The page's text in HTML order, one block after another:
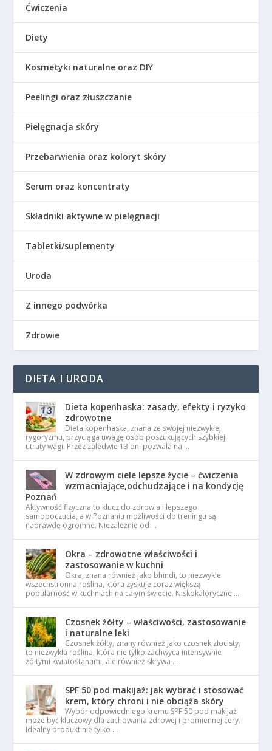
Ćwiczenia
Diety
Kosmetyki naturalne oraz DIY
Peelingi oraz złuszczanie
Pielęgnacja skóry
Przebarwienia oraz koloryt skóry
Serum oraz koncentraty
Składniki aktywne w pielęgnacji
Tabletki/suplementy
Uroda
Z innego podwórka
Zdrowie
DIETA I URODA
Dieta kopenhaska: zasady, efekty i ryzyko
zdrowotne
Dieta kopenhaska, znana ze swojej niezwykłej
rygoryzmu, przyciąga uwagę osób poszukujących szybkiej
utraty wagi. Przez zaledwie 13 dni pozwala na …
W zdrowym ciele lepsze życie – ćwiczenia
wzmacniające,odchudzające i na kondycję
Poznań
Aktywność fizyczna to klucz do zdrowia i lepszego
samopoczucia, a w Poznaniu możliwości do treningu są
naprawdę ogromne. Niezależnie od …
Okra – zdrowotne właściwości i
zastosowanie w kuchni
Okra, znana również jako bhindi, to niezwykle
wszechstronna roślina, która zyskuje coraz większą
popularność w kuchniach na całym świecie. Niskokaloryczne …
Czosnek żółty – właściwości, zastosowanie
i naturalne leki
Czosnek żółty, znany również jako czosnek złocisty,
to niezwykła roślina, która nie tylko zachwyca intensywnie
żółtymi kwiatostanami, ale również skrywa …
SPF 50 pod makijaż: jak wybrać i stosować
krem, który chroni i nie obciąża skóry
Wybór odpowiedniego kremu SPF 50 pod makijaż
może być kluczowy dla zachowania zdrowej i promiennej cery.
Idealny produkt nie tylko …